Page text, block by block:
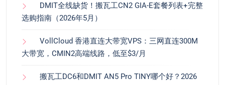
DMIT全线缺货！搬瓦工CN2 GIA-E套餐列表+完整
选购指南（2026年5月）
VollCloud 香港直连大带宽VPS：三网直连300M
大带宽，CMIN2高端线路，低至$3/月
搬瓦工DC6和DMIT AN5 Pro TINY哪个好？2026